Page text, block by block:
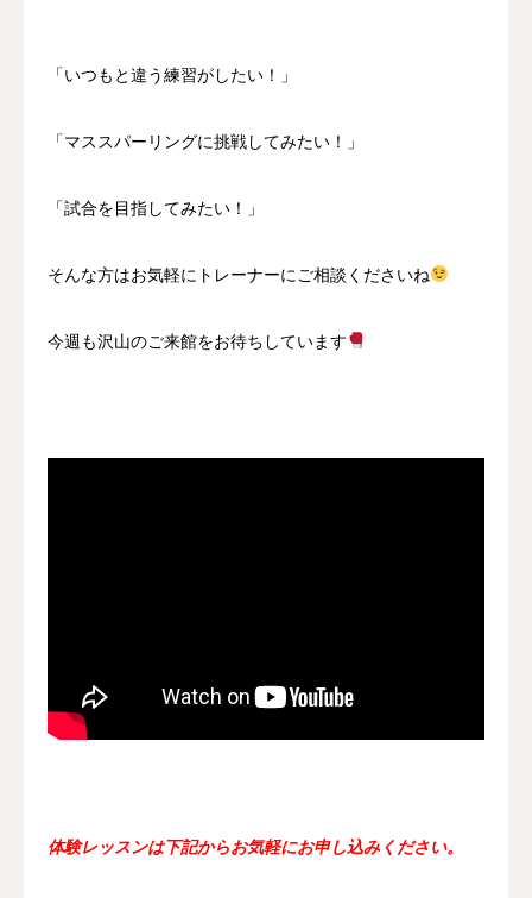
「いつもと違う練習がしたい！」
「マススパーリングに挑戦してみたい！」
「試合を目指してみたい！」
そんな方はお気軽にトレーナーにご相談くださいね
今週も沢山のご来館をお待ちしています
体験レッスンは下記からお気軽にお申し込みください。